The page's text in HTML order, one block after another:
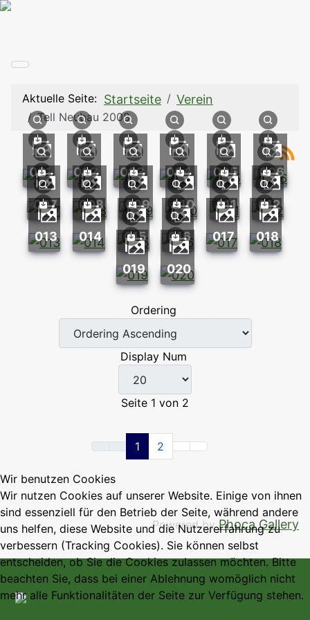
Aktuelle Seite: Startseite Verein
Tell Neubau 2008
001 002 003 004 005 006
007 008 009 010 011 012
013 014 015 016 017 018
019 020
Ordering
Display Num
Seite 1 von 2
1 2
Powered byPhoca Gallery
Wir benutzen Cookies
Wir nutzen Cookies auf unserer Website. Einige von ihnen
sind essenziell für den Betrieb der Seite, während andere
uns helfen, diese Website und die Nutzererfahrung zu
verbessern (Tracking Cookies). Sie können selbst
entscheiden, ob Sie die Cookies zulassen möchten. Bitte
beachten Sie, dass bei einer Ablehnung womöglich nicht
mehr alle Funktionalitäten der Seite zur Verfügung stehen.